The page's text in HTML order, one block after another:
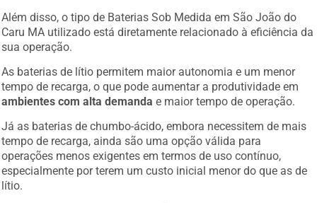
Além disso, o tipo de Baterias Sob Medida em São João do
Caru MA utilizado está diretamente relacionado à eficiência da
sua operação.
As baterias de lítio permitem maior autonomia e um menor
tempo de recarga, o que pode aumentar a produtividade em
ambientes com alta demanda e maior tempo de operação.
Já as baterias de chumbo-ácido, embora necessitem de mais
tempo de recarga, ainda são uma opção válida para
operações menos exigentes em termos de uso contínuo,
especialmente por terem um custo inicial menor do que as de
lítio.